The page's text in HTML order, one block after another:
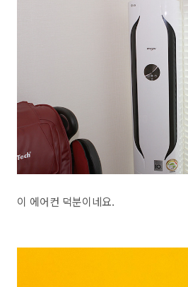
이 에어컨 덕분이네요.